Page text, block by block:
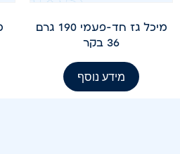
מיכל גז חד-פעמי 190 גרם
36 בקר
מידע נוסף